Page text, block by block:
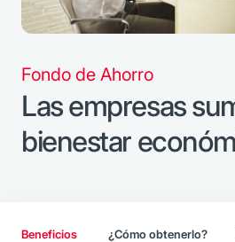
Fondo de Ahorro
Las empresas
bienestar
Beneficios ¿Cómo obtenerlo?